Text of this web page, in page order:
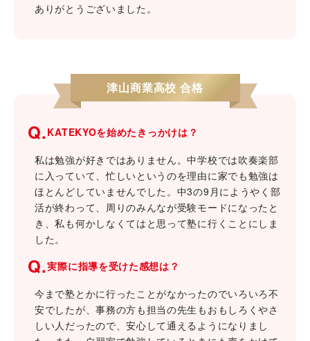
ありがとうございました。
津山商業高校 合格
Q.KATEKYOを始めたきっかけは？
私は勉強が好きではありません。中学校では吹奏楽部
に入っていて、忙しいというのを理由に家でも勉強は
ほとんどしていませんでした。中3の9月にようやく部
活が終わって、周りのみんなが受験モードになったと
き、私も何かしなくてはと思って塾に行くことにしま
した。
Q.実際に指導を受けた感想は？
今まで塾とかに行ったことがなかったのでいろいろ不
安でしたが、事務の方も担当の先生もおもしろくやさ
しい人だったので、安心して通えるようになりまし